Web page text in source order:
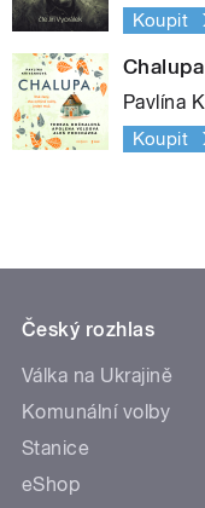
Koupit
Chalupa
Pavlína
Koupit
Český rozhlas
Válka na Ukrajině
Komunální volby
Stanice
eShop